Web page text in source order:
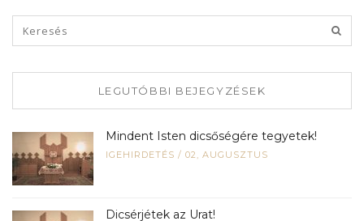
LEGUTÓBBI BEJEGYZÉSEK
Mindent Isten dicsőségére tegyetek!
IGEHIRDETÉS / 02, AUGUSZTUS
Dicsérjétek az Urat!